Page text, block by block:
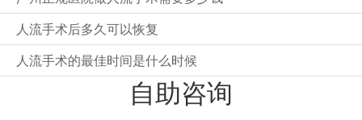
人流手术后多久可以恢复
人流手术的最佳时间是什么时候
自助咨询